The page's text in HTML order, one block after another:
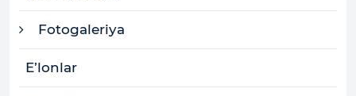
Fotogaleriya
E’lonlar